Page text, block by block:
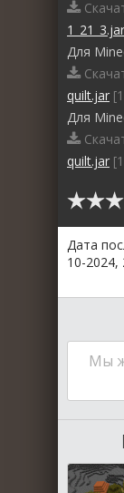
1_21_3.jar
Для
quilt.jar
Для
quilt.jar
Дата
10-2024,
Мы